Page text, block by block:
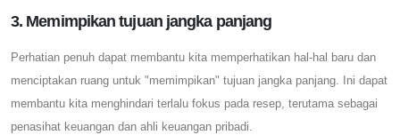
3. Memimpikan tujuan jangka panjang
Perhatian penuh dapat membantu kita memperhatikan hal-hal baru dan
menciptakan ruang untuk "memimpikan" tujuan jangka panjang. Ini dapat
membantu kita menghindari terlalu fokus pada resep, terutama sebagai
penasihat keuangan dan ahli keuangan pribadi.